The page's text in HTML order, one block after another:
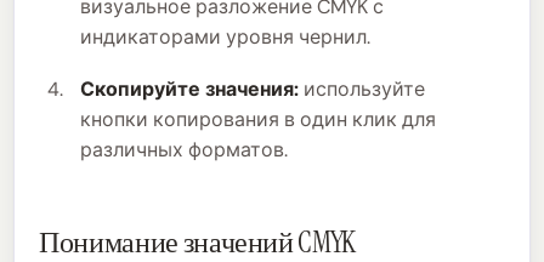
визуальное разложение CMYK с
индикаторами уровня чернил.
Скопируйте значения: используйте
кнопки копирования в один клик для
различных форматов.
Понимание значений CMYK